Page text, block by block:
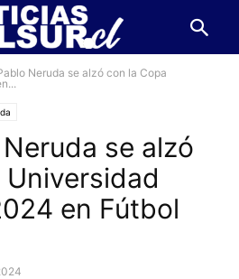
Neruda se alzó con la Copa
se alzó
en Fútbol